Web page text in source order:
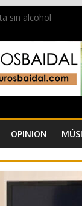
sin alcohol
con la
nacionales e
inicio a las
OPINION